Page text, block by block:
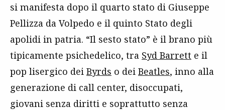
si manifesta dopo il quarto stato di Giuseppe
Pellizza da Volpedo e il quinto Stato degli
apolidi in patria. “Il sesto stato” è il brano più
tipicamente psichedelico, tra Syd Barrett e il
pop lisergico dei Byrds o dei Beatles, inno alla
generazione di call center, disoccupati,
giovani senza diritti e soprattutto senza